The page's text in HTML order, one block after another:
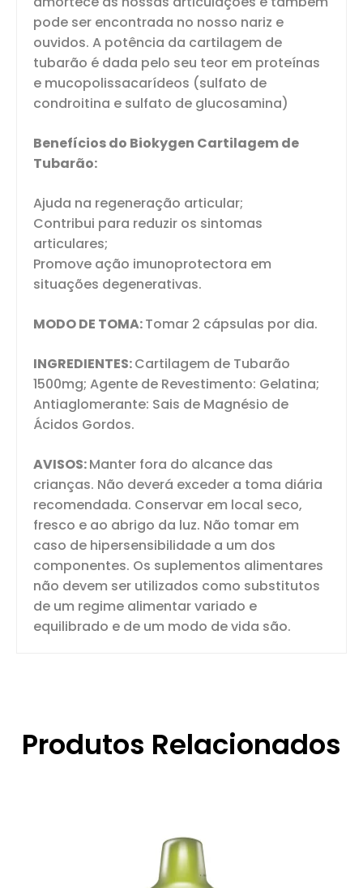
pode ser encontrada no nosso nariz e
ouvidos. A potência da cartilagem de
tubarão é dada pelo seu teor em proteínas
e mucopolissacarídeos (sulfato de
condroitina e sulfato de glucosamina)
Benefícios do Biokygen Cartilagem de
Tubarão:
Ajuda na regeneração articular;
Contribui para reduzir os sintomas
articulares;
Promove ação imunoprotectora em
situações degenerativas.
MODO DE TOMA:Tomar 2 cápsulas por dia.
INGREDIENTES:Cartilagem de Tubarão
1500mg; Agente de Revestimento: Gelatina;
Antiaglomerante: Sais de Magnésio de
Ácidos Gordos.
AVISOS:Manter fora do alcance das
crianças. Não deverá exceder a toma diária
recomendada. Conservar em local seco,
fresco e ao abrigo da luz. Não tomar em
caso de hipersensibilidade a um dos
componentes. Os suplementos alimentares
não devem ser utilizados como substitutos
de um regime alimentar variado e
equilibrado e de um modo de vida são.
Produtos Relacionados